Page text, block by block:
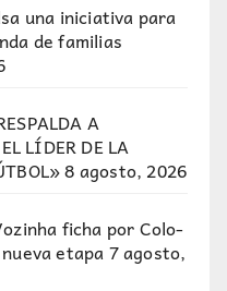
una iniciativa para
de familias
A
LÍDER DE LA
8 agosto, 2026
ficha por Colo-
etapa7 agosto,